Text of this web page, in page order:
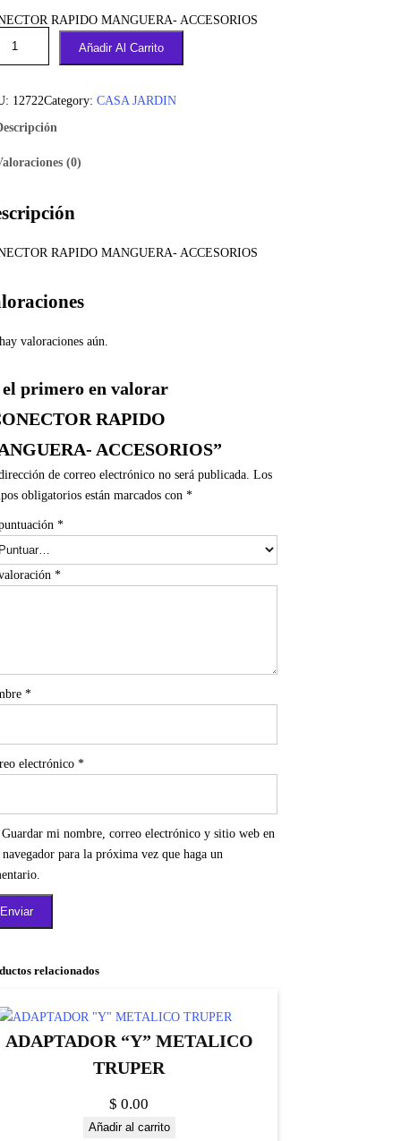
RAPIDO MANGUERA- ACCESORIOS
Añadir Al Carrito
12722Category: CASA JARDIN
(0)
RAPIDO MANGUERA- ACCESORIOS
valoraciones aún.
el primero en valorar
RAPIDO
ACCESORIOS”
de correo electrónico no será publicada. Los
obligatorios están marcados con *
*
*
*
electrónico *
Guardar mi nombre, correo electrónico y sitio web en
navegador para la próxima vez que haga un
relacionados
ADAPTADOR “Y” METALICO
TRUPER
$ 0.00
Añadir al carrito